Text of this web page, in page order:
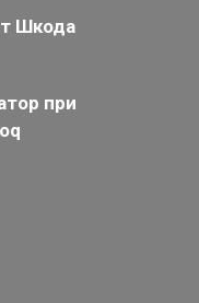
Шкода
при